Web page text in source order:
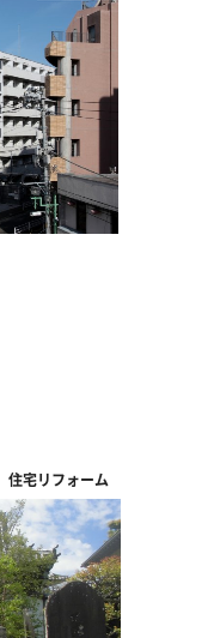
住宅リフォーム